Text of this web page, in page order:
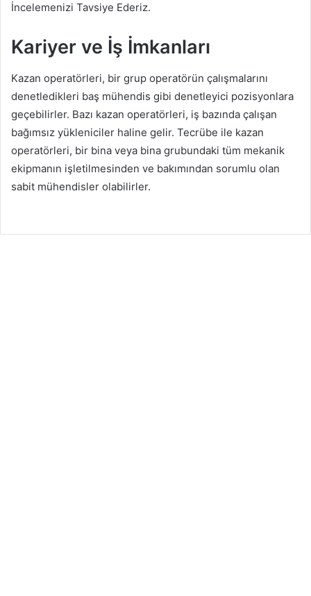
İncelemenizi Tavsiye Ederiz.
Kariyer ve İş İmkanları
Kazan operatörleri, bir grup operatörün çalışmalarını
denetledikleri baş mühendis gibi denetleyici pozisyonlara
geçebilirler. Bazı kazan operatörleri, iş bazında çalışan
bağımsız yükleniciler haline gelir. Tecrübe ile kazan
operatörleri, bir bina veya bina grubundaki tüm mekanik
ekipmanın işletilmesinden ve bakımından sorumlu olan
sabit mühendisler olabilirler.